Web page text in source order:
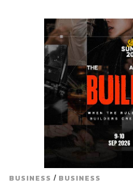
BUSINESS / BUSINESS